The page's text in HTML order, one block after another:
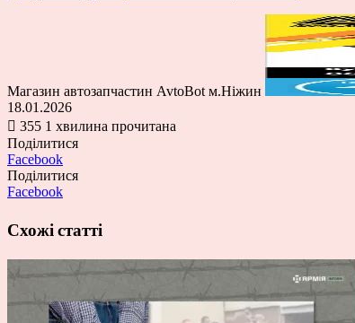
Магазин автозапчастин AvtoBot м.Ніжин
18.01.2026
355 1 хвилина прочитана
Поділитися
Facebook
Поділитися
Facebook
Схожі статті